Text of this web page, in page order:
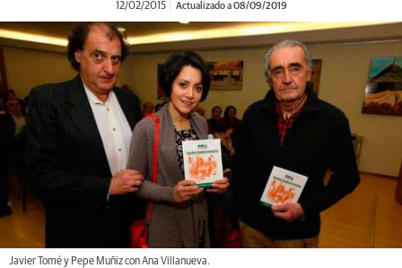
12/02/2015 Actualizado a 08/09/2019
Javier Tomé y Pepe Muñiz con Ana Villanueva.